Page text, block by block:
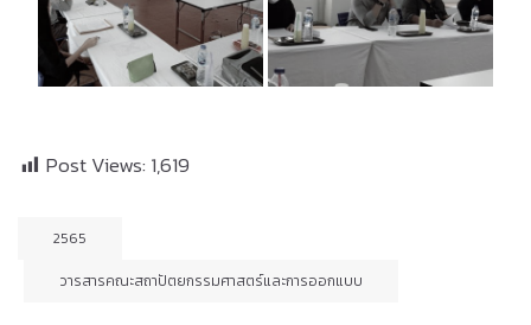
Post Views: 1,619
2565
วารสารคณะสถาปัตยกรรมศาสตร์และการออกแบบ